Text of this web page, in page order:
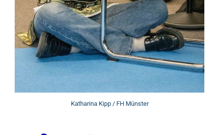
Katharina Kipp / FH Münster